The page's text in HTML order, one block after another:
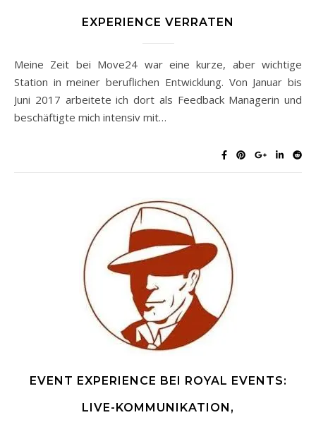
EXPERIENCE VERRATEN
Meine Zeit bei Move24 war eine kurze, aber wichtige
Station in meiner beruflichen Entwicklung. Von Januar bis
Juni 2017 arbeitete ich dort als Feedback Managerin und
beschäftigte mich intensiv mit…
EVENT EXPERIENCE BEI ROYAL EVENTS:
LIVE-KOMMUNIKATION,